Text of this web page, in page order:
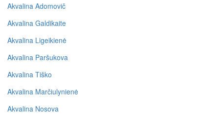
Akvalina Adomovič
Akvalina Galdikaite
Akvalina Ligeikienė
Akvalina Paršukova
Akvalina Tiško
Akvalina Marčiulynienė
Akvalina Nosova